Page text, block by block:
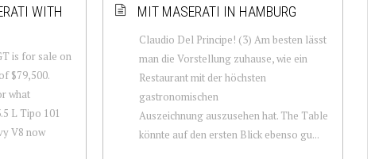
WITH
is for sale on
$79,500.
what
L Tipo 101
V8 now
MIT MASERATI IN HAMBURG
Claudio Del Principe! (3) Am besten lässt
man die Vorstellung zuhause, wie ein
Restaurant mit der höchsten
gastronomischen
Auszeichnung auszusehen hat. The Table
könnte auf den ersten Blick ebenso gu...